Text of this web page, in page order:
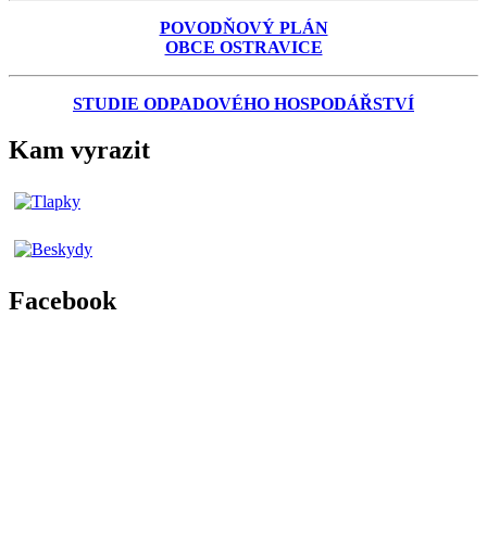
POVODŇOVÝ PLÁN
OBCE OSTRAVICE
STUDIE ODPADOVÉHO HOSPODÁŘSTVÍ
Kam vyrazit
Facebook